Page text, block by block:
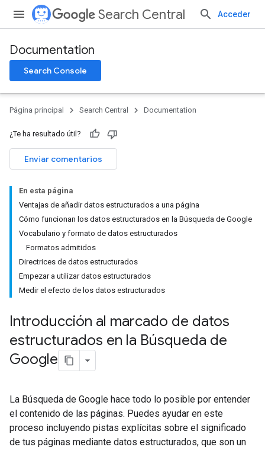
Search Central Acceder
Documentation
Search Console
Página principal Search Central Documentation
¿Te ha resultado útil?
Enviar comentarios
En esta página
Ventajas de añadir datos estructurados a una página
Cómo funcionan los datos estructurados en la Búsqueda de Google
Vocabulario y formato de datos estructurados
Formatos admitidos
Directrices de datos estructurados
Empezar a utilizar datos estructurados
Medir el efecto de los datos estructurados
Introducción al marcado de datos
estructurados en la Búsqueda de
Google
La Búsqueda de Google hace todo lo posible por entender
el contenido de las páginas. Puedes ayudar en este
proceso incluyendo pistas explícitas sobre el significado
de tus páginas mediante datos estructurados, que son un